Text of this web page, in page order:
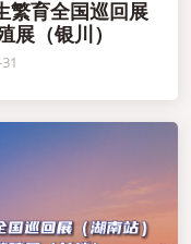
繁育全国巡回展
展（银川）